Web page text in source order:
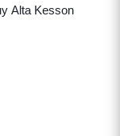
Alta Kesson